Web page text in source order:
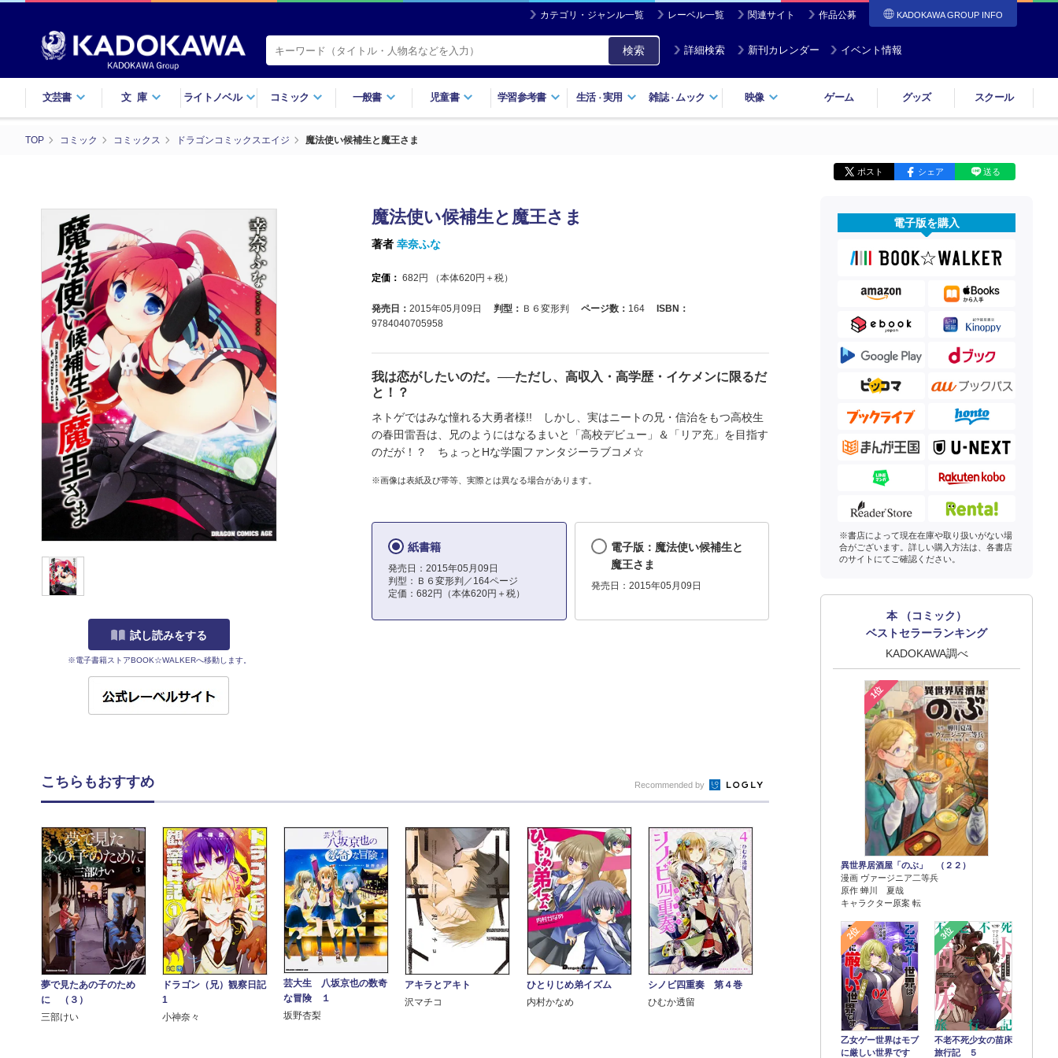
カテゴリ・ジャンル一覧 レーベル一覧 関連サイト 作品公募 KADOKAWA GROUP INFO
検索 詳細検索 新刊カレンダー イベント情報
文芸書 文庫 ライトノベル コミック 一般書 児童書 学習参考書 生活・実用 雑誌・ ムック 映像 ゲーム グッズ スクール
TOP コミック コミックス ドラゴンコミックスエイジ 魔法使い候補生と魔王さま
ポスト シェア 送る
試し読みをする
※電子書籍ストアBOOK☆WALKERへ移動します。
魔法使い候補生と魔王さま
著者 幸奈ふな
定価： 682 円 （本体620円＋税）
発売日： 2015年05月09日 判型： Ｂ６変形判 ページ数： 164
ISBN：
9784040705958
我は恋がしたいのだ。──ただし、高収入・高学歴・イケメンに限るだ
と！？
ネトゲではみな憧れる大勇者様!! しかし、実はニートの兄・信治をもつ高校生
の春田雷吾は、兄のようにはなるまいと「高校デビュー」＆「リア充」を目指す
のだが！？ ちょっとHな学園ファンタジーラブコメ☆
※画像は表紙及び帯等、実際とは異なる場合があります。
紙書籍
発売日：2015年05月09日
判型：Ｂ６変形判／164ページ
定価：682円（本体620円＋税）
電子版：魔法使い候補生と
魔王さま
発売日：2015年05月09日
電子版を購入
※書店によって現在在庫や取り扱いがない場
合がございます。詳しい購入方法は、各書店
のサイトにてご確認ください。
本 （コミック）
ベストセラーランキング
KADOKAWA調べ
1位
異世界居酒屋「のぶ」 （２２）
漫画 ヴァージニア二等兵
原作 蝉川 夏哉
キャラクター原案 転
2位
乙女ゲー世界はモブ
に厳しい世界です
3位
不老不死少女の苗床
旅行記 ５
こちらもおすすめ Recommended by
夢で見たあの子のため
に （３）
三部けい
ドラゴン（兄）観察日記
1
小神奈々
芸大生 八坂京也の数奇
な冒険 １
坂野杏梨
アキラとアキト
沢マチコ
ひとりじめ弟イズム
内村かなめ
シノビ四重奏 第４巻
ひむか透留